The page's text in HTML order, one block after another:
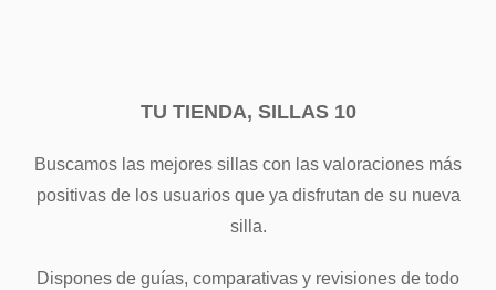
TU TIENDA, SILLAS 10
Buscamos las mejores sillas con las valoraciones más
positivas de los usuarios que ya disfrutan de su nueva
silla.
Dispones de guías, comparativas y revisiones de todo